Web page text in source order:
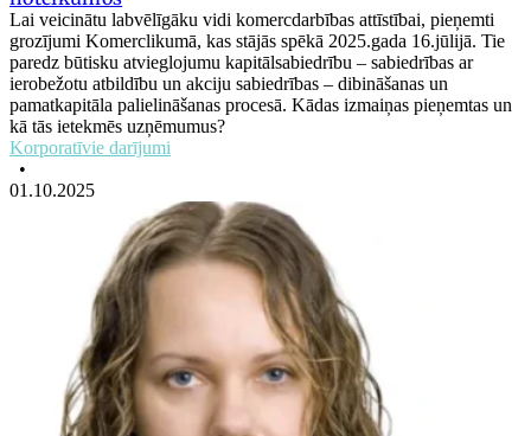
Lai veicinātu labvēlīgāku vidi komercdarbības attīstībai, pieņemti
grozījumi Komerclikumā, kas stājās spēkā 2025.gada 16.jūlijā. Tie
paredz būtisku atvieglojumu kapitālsabiedrību – sabiedrības ar
ierobežotu atbildību un akciju sabiedrības – dibināšanas un
pamatkapitāla palielināšanas procesā. Kādas izmaiņas pieņemtas un
kā tās ietekmēs uzņēmumus?
Korporatīvie darījumi
•
01.10.2025